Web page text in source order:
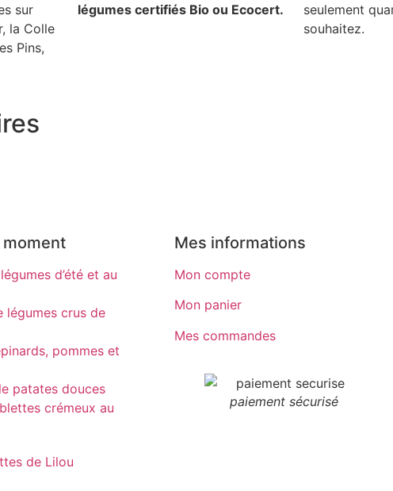
sur
la Colle
Pins,
légumes certifiés Bio ou Ecocert.
seulement
souhaitez.
d’été et au
légumes crus de
pommes et
patates douces
crémeux au
de Lilou
Mes informations
Mon compte
Mon panier
Mes commandes
paiement sécurisé